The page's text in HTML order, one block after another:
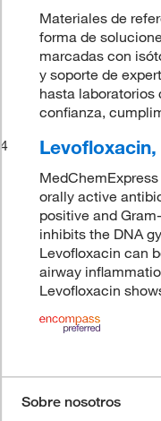
Materiales de
forma de
marcadas con
y soporte de
hasta
confianza,
4
orally active
positive and
inhibits the DNA
Levofloxacin can
airway
Levofloxacin
Sobre nosotros